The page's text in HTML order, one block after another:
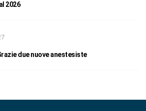
2026
due nuove anestesiste